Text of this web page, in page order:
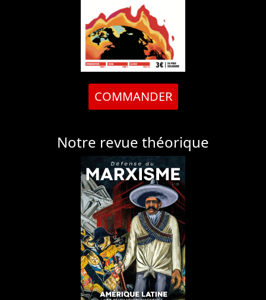
COMMANDER
Notre revue théorique